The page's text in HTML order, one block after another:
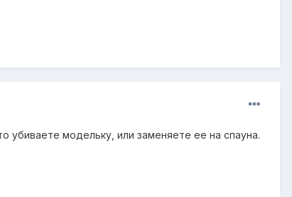
модельку, или заменяете ее на спауна.